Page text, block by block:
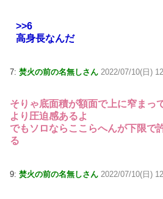
>>6
高身長なんだ
7: 焚火の前の名無しさん 2022/07/10(日)
そりゃ底面積が額面で上に窄まっ
より圧迫感あるよ
でもソロならここらへんが下限で
る
9: 焚火の前の名無しさん 2022/07/10(日)